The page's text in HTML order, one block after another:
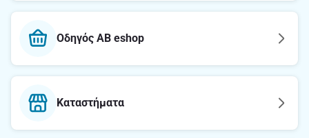
Οδηγός AB eshop
Καταστήματα